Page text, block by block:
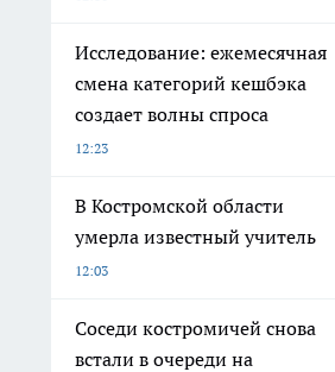
Исследование: ежемесячная
смена категорий кешбэка
создает волны спроса
12:23
В Костромской области
умерла известный учитель
12:03
Соседи костромичей снова
встали в очереди на